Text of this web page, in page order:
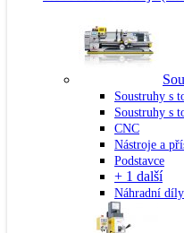
Soustruhy s
Soustruhy s
CNC
Nástroje a
Podstavce
+ 1 další
Náhradní díly